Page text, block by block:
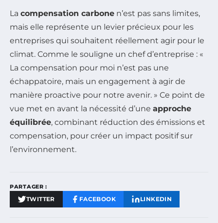
La compensation carbone n’est pas sans limites,
mais elle représente un levier précieux pour les
entreprises qui souhaitent réellement agir pour le
climat. Comme le souligne un chef d’entreprise : «
La compensation pour moi n’est pas une
échappatoire, mais un engagement à agir de
manière proactive pour notre avenir. » Ce point de
vue met en avant la nécessité d’une approche
équilibrée, combinant réduction des émissions et
compensation, pour créer un impact positif sur
l’environnement.
PARTAGER :
TWITTER FACEBOOK LINKEDIN